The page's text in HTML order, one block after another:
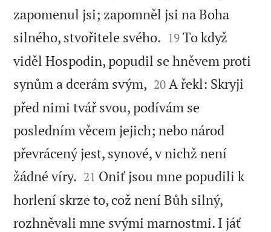
zapomenul jsi; zapomněl jsi na Boha
silného, stvořitele svého. 

19 To když
viděl Hospodin, popudil se hněvem proti
synům a dcerám svým, 

20 A řekl: Skryji
před nimi tvář svou, podívám se
posledním věcem jejich; nebo národ
převrácený jest, synové, v nichž není
žádné víry. 

21 Oniť jsou mne popudili k
horlení skrze to, což není Bůh silný,
rozhněvali mne svými marnostmi. I jáť